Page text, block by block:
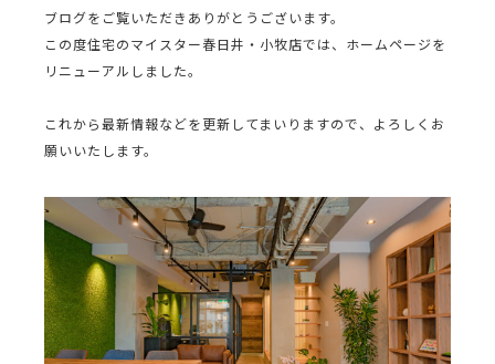
ブログをご覧いただきありがとうございます。
この度住宅のマイスター春日井・小牧店では、ホームページを
リニューアルしました。
これから最新情報などを更新してまいりますので、よろしくお
願いいたします。